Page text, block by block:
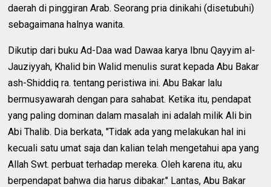
daerah di pinggiran Arab. Seorang pria dinikahi (disetubuhi)
sebagaimana halnya wanita.
Dikutip dari buku Ad-Daa wad Dawaa karya Ibnu Qayyim al-
Jauziyyah, Khalid bin Walid menulis surat kepada Abu Bakar
ash-Shiddiq ra. tentang peristiwa ini. Abu Bakar lalu
bermusyawarah dengan para sahabat. Ketika itu, pendapat
yang paling dominan dalam masalah ini adalah milik Ali bin
Abi Thalib. Dia berkata, "Tidak ada yang melakukan hal ini
kecuali satu umat saja dan kalian telah mengetahui apa yang
Allah Swt. perbuat terhadap mereka. Oleh karena itu, aku
berpendapat bahwa dia harus dibakar." Lantas, Abu Bakar